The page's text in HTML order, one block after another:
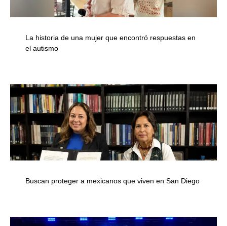
La historia de una mujer que encontró respuestas en
el autismo
Buscan proteger a mexicanos que viven en San Diego